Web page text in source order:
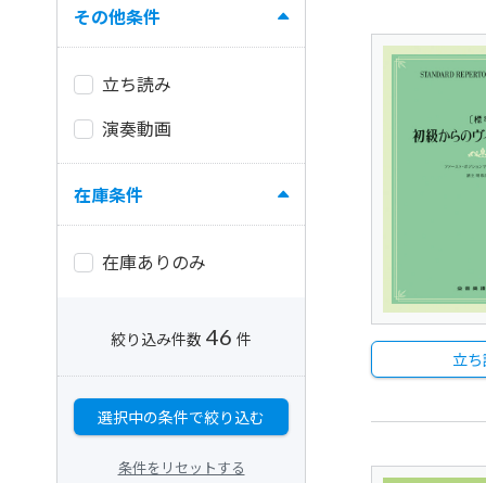
立
その他条件
立ち読み
演奏動画
在庫条件
在庫ありのみ
絞り込み件数 46 件
選択中の条件で絞り込む
条件をリセットする